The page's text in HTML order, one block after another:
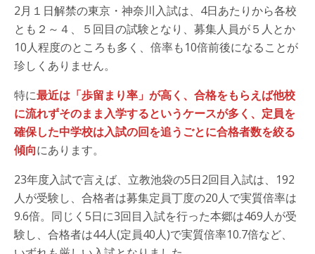
2月１日解禁の東京・神奈川入試は、4日あたりから各校
とも２～４、５回目の試験となり、募集人員が５人とか
10人程度のところも多く、倍率も10倍前後になることが
珍しくありません。
特に最近は「歩留まり率」が高く、合格をもらえば他校
に流れずそのまま入学するというケースが多く、定員を
確保した中学校は入試の回を追うごとに合格者数を絞る
傾向にあります。
23年度入試で言えば、立教池袋の5日2回目入試は、192
人が受験し、合格者は募集定員丁度の20人で実質倍率は
9.6倍。同じく5日に3回目入試を行った本郷は469人が受
験し、合格者は44人(定員40人)で実質倍率10.7倍など、